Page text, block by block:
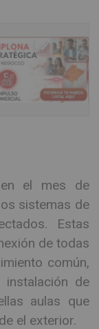
el mes de
sistemas de
Estas
de todas
común,
de
aulas que
el exterior.